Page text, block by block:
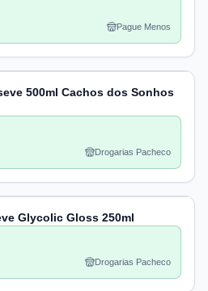
Pague Menos
500ml Cachos dos Sonhos
Drogarias Pacheco
Glycolic Gloss 250ml
Drogarias Pacheco